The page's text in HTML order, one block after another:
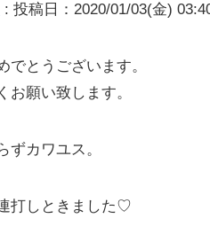
: 投稿日：2020/01/03(金)
でとうございます。
お願い致します。
ずカワユス。
打しときました♡